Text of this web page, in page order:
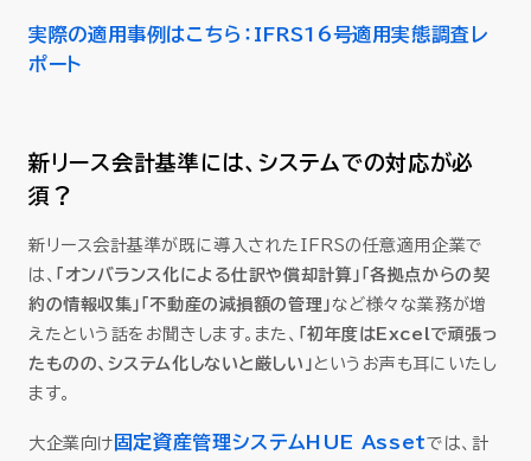
実際の適用事例はこちら：IFRS16号適用実態調査レ
ポート
新リース会計基準には、システムでの対応が必
須？
新リース会計基準が既に導入されたIFRSの任意適用企業で
は、 「オンバランス化による仕訳や償却計算」「各拠点からの契
約の情報収集」「不動産の減損額の管理」 など様々な業務が増
えたという話をお聞きします。また、 「初年度はExcelで頑張っ
たものの、システム化しないと厳しい」 というお声も耳にいたし
ます。
大企業向け 固定資産管理システム HUE Assetでは、計